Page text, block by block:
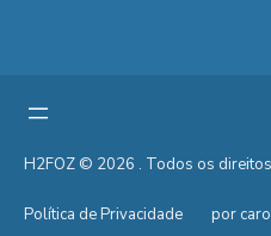
H2FOZ © 2026 . Todos os
Política de Privacidade por